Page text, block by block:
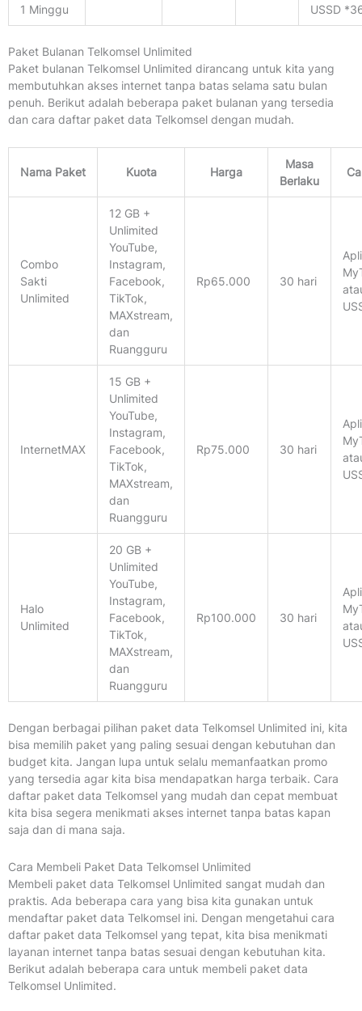
1 Minggu
USSD
Paket Bulanan Telkomsel Unlimited
Paket bulanan Telkomsel Unlimited dirancang untuk kita yang
membutuhkan akses internet tanpa batas selama satu bulan
penuh. Berikut adalah beberapa paket bulanan yang tersedia
dan cara daftar paket data Telkomsel dengan mudah.
Nama Paket Kuota Harga
Masa
Berlaku
Combo
Sakti
Unlimited
12 GB +
Unlimited
YouTube,
Instagram,
Facebook,
TikTok,
MAXstream,
dan
Ruangguru
Rp65.000 30 hari
InternetMAX
15 GB +
Unlimited
YouTube,
Instagram,
Facebook,
TikTok,
MAXstream,
dan
Ruangguru
Rp75.000 30 hari
Halo
Unlimited
20 GB +
Unlimited
YouTube,
Instagram,
Facebook,
TikTok,
MAXstream,
dan
Ruangguru
Rp100.000 30 hari
Dengan berbagai pilihan paket data Telkomsel Unlimited ini, kita
bisa memilih paket yang paling sesuai dengan kebutuhan dan
budget kita. Jangan lupa untuk selalu memanfaatkan promo
yang tersedia agar kita bisa mendapatkan harga terbaik. Cara
daftar paket data Telkomsel yang mudah dan cepat membuat
kita bisa segera menikmati akses internet tanpa batas kapan
saja dan di mana saja.
Cara Membeli Paket Data Telkomsel Unlimited
Membeli paket data Telkomsel Unlimited sangat mudah dan
praktis. Ada beberapa cara yang bisa kita gunakan untuk
mendaftar paket data Telkomsel ini. Dengan mengetahui cara
daftar paket data Telkomsel yang tepat, kita bisa menikmati
layanan internet tanpa batas sesuai dengan kebutuhan kita.
Berikut adalah beberapa cara untuk membeli paket data
Telkomsel Unlimited.